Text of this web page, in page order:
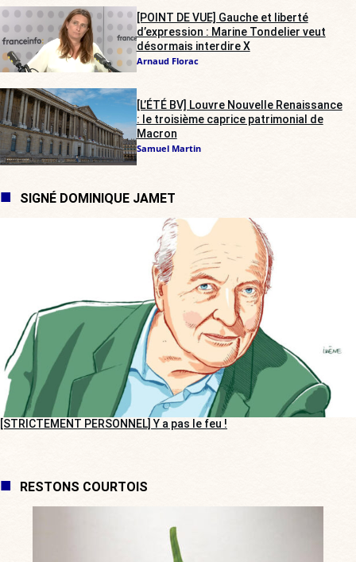
[POINT DE VUE] Gauche et liberté
d’expression : Marine Tondelier veut
désormais interdire X
Arnaud Florac
[L’ÉTÉ BV] Louvre Nouvelle Renaissance
: le troisième caprice patrimonial de
Macron
Samuel Martin
SIGNÉ DOMINIQUE JAMET
[STRICTEMENT PERSONNEL] Y a pas le feu !
RESTONS COURTOIS